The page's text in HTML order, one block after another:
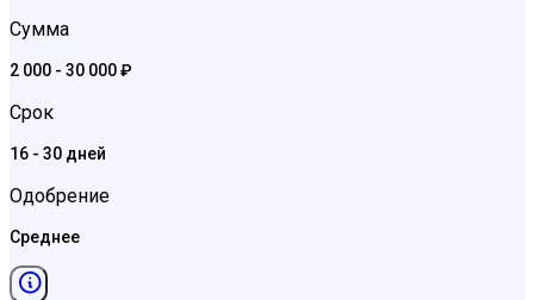
Сумма
2 000 - 30 000 ₽
Срок
16 - 30 дней
Одобрение
Среднее